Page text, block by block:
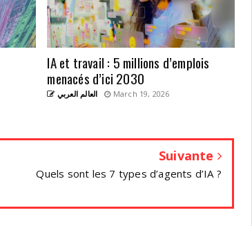
IA et travail : 5 millions d’emplois
menacés d’ici 2030
العالم العربي March 19, 2026
Suivante
Quels sont les 7 types d’agents d’IA ?